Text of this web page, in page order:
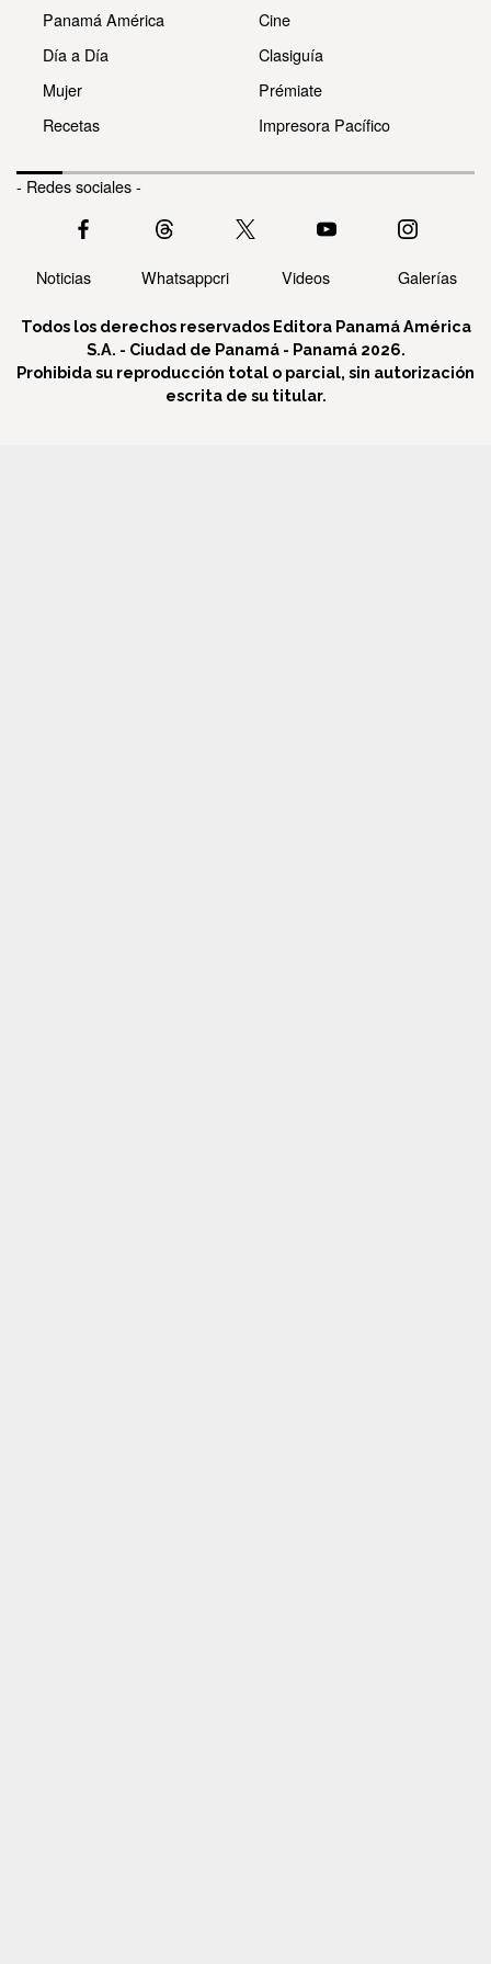
Panamá América
Día a Día
Mujer
Recetas
Cine
Clasiguía
Prémiate
Impresora Pacífico
- Redes sociales -
Noticias Whatsappcri Videos Galerías
Todos los derechos reservados Editora Panamá América
S.A. - Ciudad de Panamá - Panamá 2026.
Prohibida su reproducción total o parcial, sin autorización
escrita de su titular.